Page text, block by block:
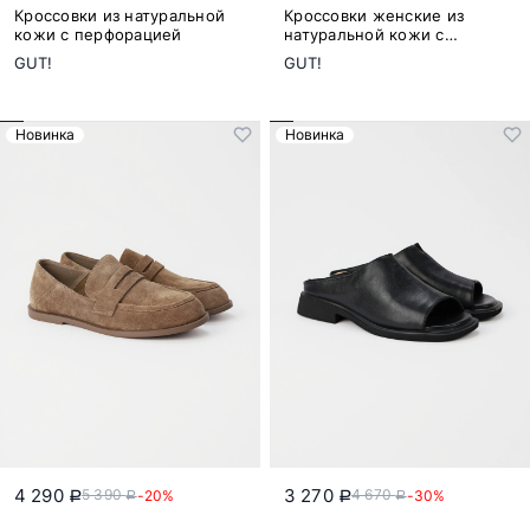
Кроссовки из натуральной
кожи с перфорацией
GUT!
Кроссовки женские из
натуральной кожи с
перфорацией
GUT!
Новинка
4 290 a5 390a-20%
Новинка
3 270 a4 670a-30%